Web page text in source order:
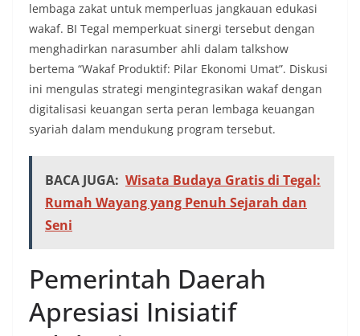
lembaga zakat untuk memperluas jangkauan edukasi
wakaf. BI Tegal memperkuat sinergi tersebut dengan
menghadirkan narasumber ahli dalam talkshow
bertema “Wakaf Produktif: Pilar Ekonomi Umat”. Diskusi
ini mengulas strategi mengintegrasikan wakaf dengan
digitalisasi keuangan serta peran lembaga keuangan
syariah dalam mendukung program tersebut.
BACA JUGA: Wisata Budaya Gratis di Tegal:
Rumah Wayang yang Penuh Sejarah dan
Seni
Pemerintah Daerah
Apresiasi Inisiatif